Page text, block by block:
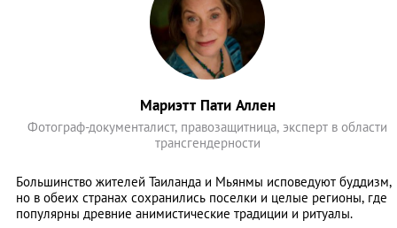
Мариэтт Пати Аллен
Фотограф-документалист, правозащитница, эксперт в области
трансгендерности
Большинство жителей Таиланда и Мьянмы исповедуют буддизм,
но в обеих странах сохранились поселки и целые регионы, где
популярны древние анимистические традиции и ритуалы.